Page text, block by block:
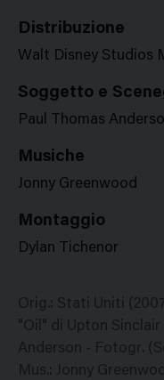
Distribuzione
Walt Disney Studios
Soggetto e
Paul Thomas
Musiche
Jonny Greenwood
Montaggio
Dylan Tichenor
Orig.: Stati Uniti
"Oil" di Upton Sinclair
Anderson - Fotogr.
Mus.: Jonny